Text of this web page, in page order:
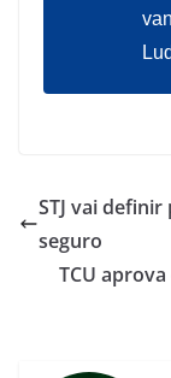
STJ vai
seguro
TCU